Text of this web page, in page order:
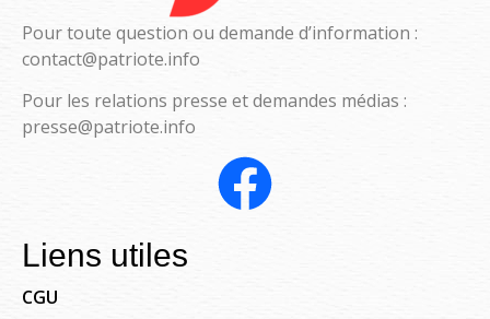
Pour toute question ou demande d’information :
contact@patriote.info
Pour les relations presse et demandes médias :
presse@patriote.info
Liens utiles
CGU